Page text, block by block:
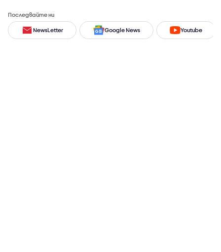
Последвайте ни
NewsLetter Google News Youtube